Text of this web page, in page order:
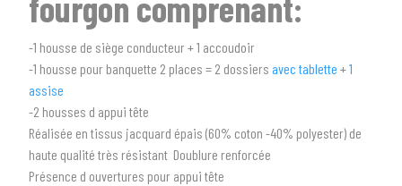
Tous les types
2SÉLECTIONNEZ LA MARQUE DE VOTRE VÉHICULE
Toutes les marques
PRÉCISEZ LE MODÈLE
Tous les modèles
-1 housse de siège conducteur + 1 accoudoir
-1 housse pour banquette 2 places = 2 dossiers avec tablette +1
assise
-2 housses d appui tête
Réalisée en tissus jacquard épais (60% coton -40% polyester) de
haute qualité très résistant Doublure renforcée
Présence d ouvertures pour appui tête